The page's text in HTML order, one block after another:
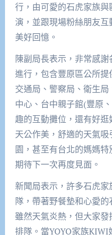
行，由可愛的石虎家族
演，並跟現場粉絲朋友
美好回憶。
陳副局長表示，非常感
進行，包含豐原區公所提
交通局、警察局、衛生
中心、台中親子館(豐原
趣的互動攤位，還有好
天公作美，舒適的天氣
園，甚至有台北的媽媽特
期待下一次再度見面。
新聞局表示，許多石虎
隊，帶著野餐墊和心愛的
雖然天氣炎熱，但大家
排隊。當YOYO家族